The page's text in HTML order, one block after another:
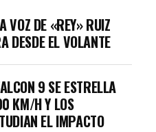
VOZ DE «REY» RUIZ
DESDE EL VOLANTE
9 SE ESTRELLA
KM/H Y LOS
EL IMPACTO